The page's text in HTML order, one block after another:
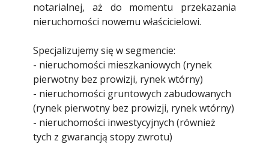
notarialnej, aż do momentu przekazania
nieruchomości nowemu właścicielowi.
Specjalizujemy się w segmencie:
- nieruchomości mieszkaniowych (rynek
pierwotny bez prowizji, rynek wtórny)
- nieruchomości gruntowych zabudowanych
(rynek pierwotny bez prowizji, rynek wtórny)
- nieruchomości inwestycyjnych (również
tych z gwarancją stopy zwrotu)